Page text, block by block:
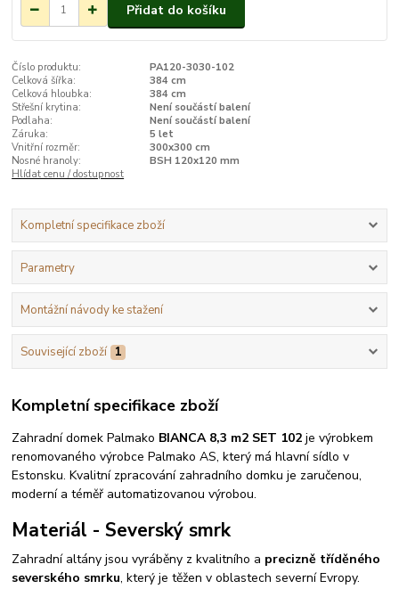
Přidat do košíku
Číslo produktu:
PA120-3030-102
Celková šířka:
384 cm
Celková hloubka:
384 cm
Střešní krytina:
Není součástí balení
Podlaha:
Není součástí balení
Záruka:
5 let
Vnitřní rozměr:
300x300 cm
Nosné hranoly:
BSH 120x120 mm
Hlídat cenu / dostupnost
Kompletní specifikace zboží
Parametry
Montážní návody ke stažení
Související zboží 1
Kompletní specifikace zboží
Zahradní domek Palmako BIANCA 8,3 m2 SET 102 je výrobkem
renomovaného výrobce Palmako AS, který má hlavní sídlo v
Estonsku. Kvalitní zpracování zahradního domku je zaručenou,
moderní a téměř automatizovanou výrobou.
Materiál - Severský smrk
Zahradní altány jsou vyráběny z kvalitního a precizně tříděného
severského smrku, který je těžen v oblastech severní Evropy.